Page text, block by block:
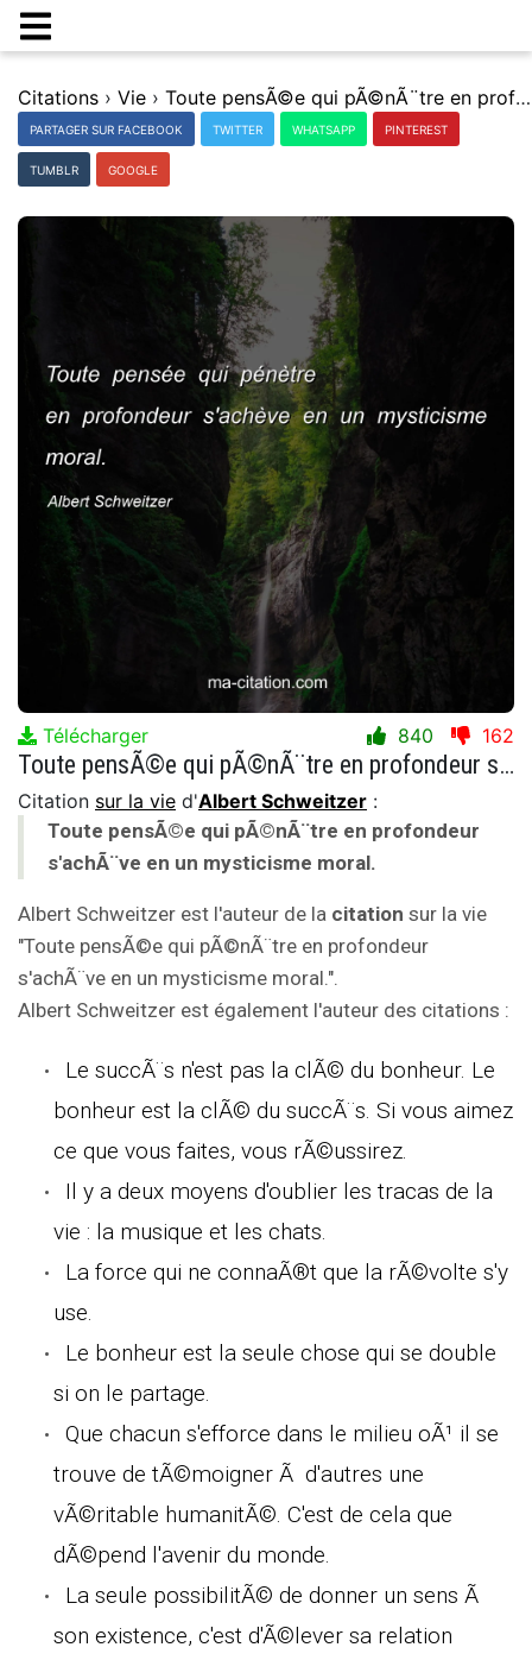
Citations › Vie › Toute pensÃ©e qui pÃ©nÃ¨tre en profondeur s'achÃ¨ve en un mysticisme moral.
PARTAGER SUR FACEBOOK TWITTER WHATSAPP PINTEREST
TUMBLR GOOGLE
Télécharger 840 162
Toute pensÃ©e qui pÃ©nÃ¨tre en profondeur s'achÃ¨ve en un mysticisme moral.
Citation sur la vie d'Albert Schweitzer :
Toute pensÃ©e qui pÃ©nÃ¨tre en profondeur
s'achÃ¨ve en un mysticisme moral.
Albert Schweitzer est l'auteur de la citation sur la vie
"Toute pensÃ©e qui pÃ©nÃ¨tre en profondeur
s'achÃ¨ve en un mysticisme moral.".
Albert Schweitzer est également l'auteur des citations :
Le succÃ¨s n'est pas la clÃ© du bonheur. Le
bonheur est la clÃ© du succÃ¨s. Si vous aimez
ce que vous faites, vous rÃ©ussirez.
Il y a deux moyens d'oublier les tracas de la
vie : la musique et les chats.
La force qui ne connaÃ®t que la rÃ©volte s'y
use.
Le bonheur est la seule chose qui se double
si on le partage.
Que chacun s'efforce dans le milieu oÃ¹ il se
trouve de tÃ©moigner Ã d'autres une
vÃ©ritable humanitÃ©. C'est de cela que
dÃ©pend l'avenir du monde.
La seule possibilitÃ© de donner un sens Ã
son existence, c'est d'Ã©lever sa relation